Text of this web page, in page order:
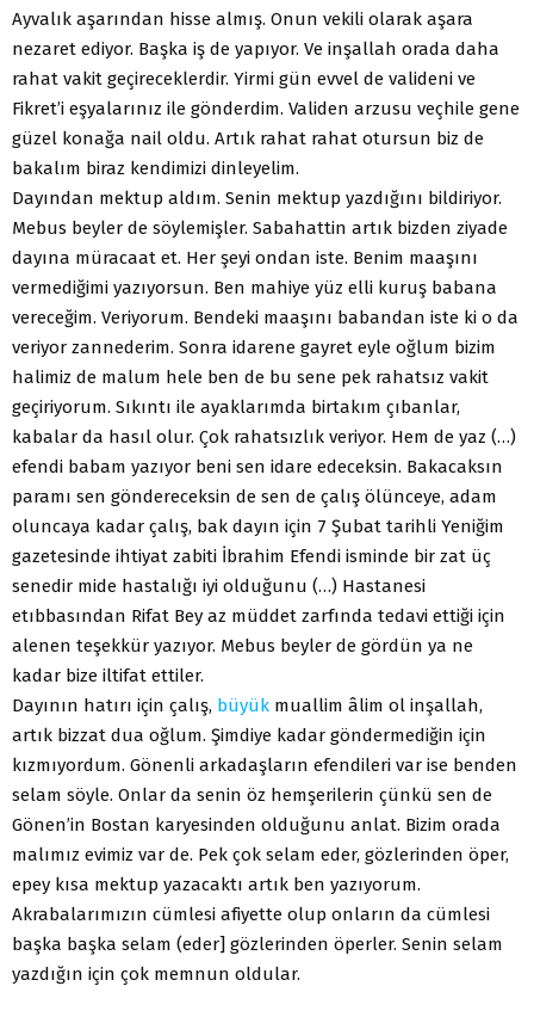
Ayvalık aşarından hisse almış. Onun vekili olarak aşara
nezaret ediyor. Başka iş de yapıyor. Ve inşallah orada daha
rahat vakit geçireceklerdir. Yirmi gün evvel de valideni ve
Fikret’i eşyalarınız ile gönderdim. Validen arzusu veçhile gene
güzel konağa nail oldu. Artık rahat rahat otursun biz de
bakalım biraz kendimizi dinleyelim.
Dayından mektup aldım. Senin mektup yazdığını bildiriyor.
Mebus beyler de söylemişler. Sabahattin artık bizden ziyade
dayına müracaat et. Her şeyi ondan iste. Benim maaşını
vermediğimi yazıyorsun. Ben mahiye yüz elli kuruş babana
vereceğim. Veriyorum. Bendeki maaşını babandan iste ki o da
veriyor zannederim. Sonra idarene gayret eyle oğlum bizim
halimiz de malum hele ben de bu sene pek rahatsız vakit
geçiriyorum. Sıkıntı ile ayaklarımda birtakım çıbanlar,
kabalar da hasıl olur. Çok rahatsızlık veriyor. Hem de yaz (…)
efendi babam yazıyor beni sen idare edeceksin. Bakacaksın
paramı sen göndereceksin de sen de çalış ölünceye, adam
oluncaya kadar çalış, bak dayın için 7 Şubat tarihli Yeniğim
gazetesinde ihtiyat zabiti İbrahim Efendi isminde bir zat üç
senedir mide hastalığı iyi olduğunu (…) Hastanesi
etıbbasından Rifat Bey az müddet zarfında tedavi ettiği için
alenen teşekkür yazıyor. Mebus beyler de gördün ya ne
kadar bize iltifat ettiler.
Dayının hatırı için çalış, büyük muallim âlim ol inşallah,
artık bizzat dua oğlum. Şimdiye kadar göndermediğin için
kızmıyordum. Gönenli arkadaşların efendileri var ise benden
selam söyle. Onlar da senin öz hemşerilerin çünkü sen de
Gönen’in Bostan karyesinden olduğunu anlat. Bizim orada
malımız evimiz var de. Pek çok selam eder, gözlerinden öper,
epey kısa mektup yazacaktı artık ben yazıyorum.
Akrabalarımızın cümlesi afiyette olup onların da cümlesi
başka başka selam (eder] gözlerinden öperler. Senin selam
yazdığın için çok memnun oldular.